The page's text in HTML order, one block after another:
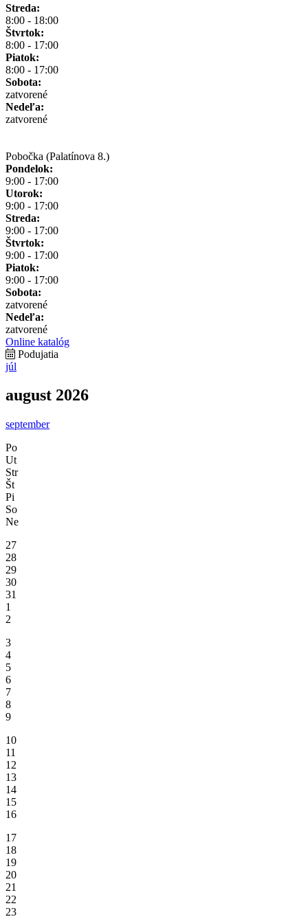
Streda:
8:00 - 18:00
Štvrtok:
8:00 - 17:00
Piatok:
8:00 - 17:00
Sobota:
zatvorené
Nedeľa:
zatvorené
Pobočka (Palatínova 8.)
Pondelok:
9:00 - 17:00
Utorok:
9:00 - 17:00
Streda:
9:00 - 17:00
Štvrtok:
9:00 - 17:00
Piatok:
9:00 - 17:00
Sobota:
zatvorené
Nedeľa:
zatvorené
Online katalóg
Podujatia
júl
august 2026
september
Po
Ut
Str
Št
Pi
So
Ne
27
28
29
30
31
1
2
3
4
5
6
7
8
9
10
11
12
13
14
15
16
17
18
19
20
21
22
23